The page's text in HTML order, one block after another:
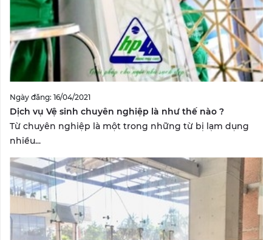
Ngày đăng: 16/04/2021
Dịch vụ Vệ sinh chuyên nghiệp là như thế nào ?
Từ chuyên nghiệp là một trong những từ bị lạm dụng
nhiều...